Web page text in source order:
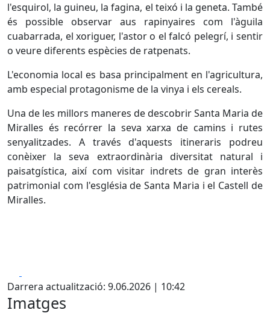
l'esquirol, la guineu, la fagina, el teixó i la geneta. També
és possible observar aus rapinyaires com l'àguila
cuabarrada, el xoriguer, l'astor o el falcó pelegrí, i sentir
o veure diferents espècies de ratpenats.
L'economia local es basa principalment en l'agricultura,
amb especial protagonisme de la vinya i els cereals.
Una de les millors maneres de descobrir Santa Maria de
Miralles és recórrer la seva xarxa de camins i rutes
senyalitzades. A través d'aquests itineraris podreu
conèixer la seva extraordinària diversitat natural i
paisatgística, així com visitar indrets de gran interès
patrimonial com l'església de Santa Maria i el Castell de
Miralles.
Darrera actualització: 9.06.2026 | 10:42
Imatges